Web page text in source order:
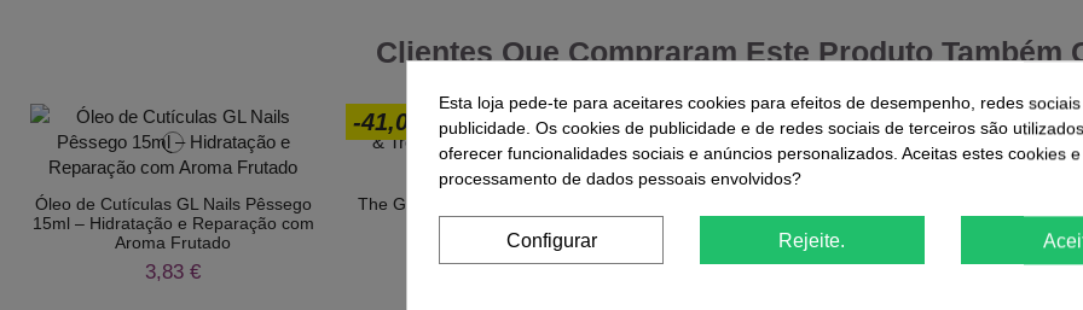
Clientes Que Compraram Este Produto Também
Óleo de Cutículas GL Nails Pêssego
15ml – Hidratação e Reparação com
Aroma Frutado
3,83 €
-41,06%
The Gel Polish Andreia - Classics &
Trends - G37
-25%
Maria Nova Iorque Verniz Gel 15ml
7,20 €9,59 €
-30%
Esta loja pede-te para aceitares cookies para efeitos de desempenho, redes
publicidade. Os cookies de publicidade e de redes sociais de terceiros são
oferecer funcionalidades sociais e anúncios personalizados. Aceitas estes cookies
processamento de dados pessoais envolvidos?
Configurar Rejeite.